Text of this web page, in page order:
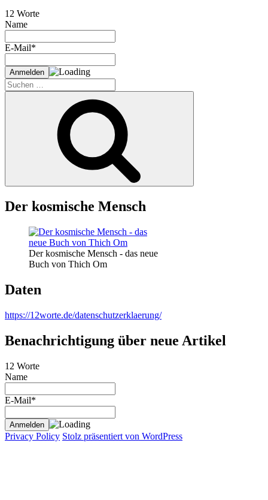
12 Worte
Name
E-Mail*
Suche
nach:
Der kosmische Mensch
Der kosmische Mensch - das neue
Buch von Thich Om
Daten
https://12worte.de/datenschutzerklaerung/
Benachrichtigung über neue Artikel
12 Worte
Name
E-Mail*
Privacy Policy Stolz präsentiert von WordPress